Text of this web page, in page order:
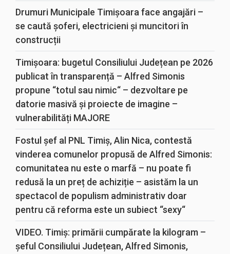
Drumuri Municipale Timișoara face angajări –
se caută șoferi, electricieni și muncitori în
construcții
Timișoara: bugetul Consiliului Județean pe 2026
publicat în transparență – Alfred Simonis
propune “totul sau nimic“ – dezvoltare pe
datorie masivă și proiecte de imagine –
vulnerabilități MAJORE
Fostul șef al PNL Timiș, Alin Nica, contestă
vinderea comunelor propusă de Alfred Simonis:
comunitatea nu este o marfă – nu poate fi
redusă la un preț de achiziție – asistăm la un
spectacol de populism administrativ doar
pentru că reforma este un subiect “sexy“
VIDEO. Timiș: primării cumpărate la kilogram –
șeful Consiliului Județean, Alfred Simonis,